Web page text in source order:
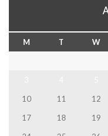
M T W
10
11 12
17
18 19